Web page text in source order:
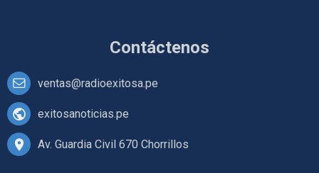
Contáctenos
ventas@radioexitosa.pe
exitosanoticias.pe
Av. Guardia Civil 670 Chorrillos